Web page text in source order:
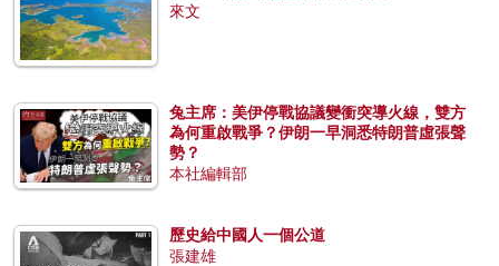
來文
兔主席：美伊停戰協議變衝突導火線，雙方
為何重啟戰爭？伊朗一早洞悉特朗普虛張聲
勢？
本社編輯部
歷史給中國人一個公道
張建雄